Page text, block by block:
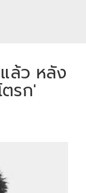
ล้ว หลัง
รก'